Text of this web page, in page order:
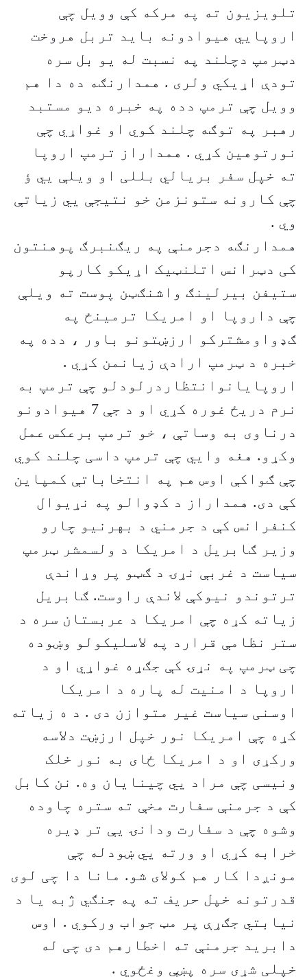
تلویزیون ته په مرکه کې وویل چې
اروپایي هیوادونه باید تربل هروخت
دټرمپ دچلند په نسبت له یو بل سره
تودې اړیکي ولری . همدارنګه ده دا هم
وویل چې ترمپ دده په خبره دیو مستبد
رهبر په توګه چلند کوي او غواړي چې
نورتوهین کړي . همداراز ترمپ اروپا
ته خپل سفر بریالي بللی او ویلې يي ؤ
چې کارونه ستونزمن خو نتیجې یي زیاتې
وي .
همدارنګه دجرمنې په ریګنبرګ پوهنتون
کی دټرانس اتلنټیک اړیکو کارپو
ستیفن بیرلینګ واشنګټن پوست ته ویلې
چې داروپا او امریکا ترمینځ په
ګډواومشترکو ارزښتونو باور ، دده په
خبره د ټرمپ ارادې زیانمن کړي .
اروپایانوانتظاردرلودلو چې ترمپ به
نرم دریځ غوره کړي او د جې 7 هیوادونو
درناوی به وساتې ، خو ترمپ برعکس عمل
وکړو. هغه وایي چې ترمپ داسی چلند کوي
چې ګواکې اوس هم په انتخاباتې کمپاین
کې دی. همداراز د کډوالو په نړیوال
کنفرانس کې د جرمني د بهرنیو چارو
وزیر ګابریل د امریکا د ولسمشر ټرمپ
سیاست د غربې نړۍ د ګټو پر وړاندې
ترتوندو نیوکې لاندې راوست. ګابریل
زیاته کړه چې امریکا د عربستان سره د
ستر نظامې قرارد په لاسلیکولو وښوده
چی ټرمپ په نړۍ کې جګړه غواړي او د
اروپا د امنیت له پاره د امریکا
اوسنی سیاست غیر متوازن دی . د ه زیاته
کړه چې امریکا نور خپل ارزښت دلاسه
ورکړی او د امریکا ځای به نور خلک
ونیسی چې مراد یي چینایان وه. نن کابل
کې د جرمنې سفارت مخې ته ستره چاوده
وشوه چې د سفارت ودانۍ یې تر ډیره
خرابه کړي او ورته یي ښودله چې
مونږدا کار هم کولای شو. مانا دا چی لوی
قدرتونه خپل حریف ته په جنګي ژبه یا د
نیابتي جګړې پر مټ جواب ورکوي . اوس
دابرید جرمنې ته اخطارهم دی چی له
خپلی شړی سره پښې وغځوي .